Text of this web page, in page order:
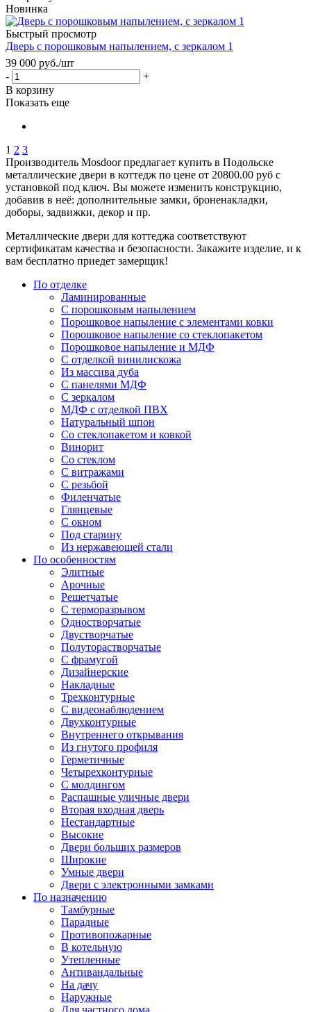
Новинка
Быстрый просмотр
Дверь с порошковым напылением, с зеркалом 1
39 000 руб./шт
-
+
В корзину
Показать еще
1 2 3
Производитель Mosdoor предлагает купить в Подольске
металлические двери в коттедж по цене от 20800.00 руб с
установкой под ключ. Вы можете изменить конструкцию,
добавив в неё: дополнительные замки, броненакладки,
доборы, задвижки, декор и пр.
Металлические двери для коттеджа соответствуют
сертификатам качества и безопасности. Закажите изделие, и к
вам бесплатно приедет замерщик!
По отделке
Ламинированные
С порошковым напылением
Порошковое напыление с элементами ковки
Порошковое напыление со стеклопакетом
Порошковое напыление и МДФ
С отделкой винилискожа
Из массива дуба
С панелями МДФ
С зеркалом
МДФ с отделкой ПВХ
Натуральный шпон
Со стеклопакетом и ковкой
Винорит
Со стеклом
С витражами
С резьбой
Филенчатые
Глянцевые
С окном
Под старину
Из нержавеющей стали
По особенностям
Элитные
Арочные
Решетчатые
С терморазрывом
Одностворчатые
Двустворчатые
Полуторастворчатые
С фрамугой
Дизайнерские
Накладные
Трехконтурные
С видеонаблюдением
Двухконтурные
Внутреннего открывания
Из гнутого профиля
Герметичные
Четырехконтурные
С молдингом
Распашные уличные двери
Вторая входная дверь
Нестандартные
Высокие
Двери больших размеров
Широкие
Умные двери
Двери с электронными замками
По назначению
Тамбурные
Парадные
Противопожарные
В котельную
Утепленные
Антивандальные
На дачу
Наружные
Для частного дома